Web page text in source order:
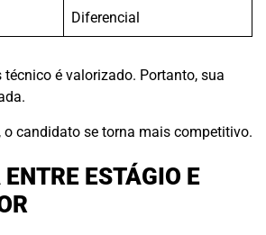
Diferencial
é valorizado. Portanto, sua
o candidato se torna mais competitivo.
ESTÁGIO E